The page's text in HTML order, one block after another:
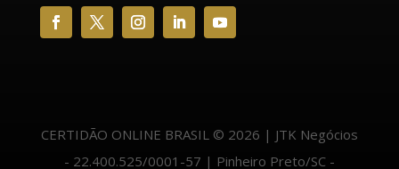
CERTIDÃO ONLINE BRASIL © 2026 | JTK Negócios
- 22.400.525/0001-57 | Pinheiro Preto/SC -